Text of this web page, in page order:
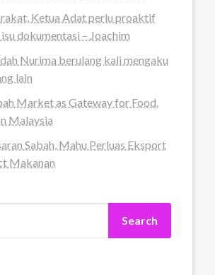
Ketua Adat perlu proaktif
dokumentasi – Joachim
Nurima berulang kali mengaku
lain
Market as Gateway for Food,
Malaysia
Sabah, Mahu Perluas Eksport
Makanan
Search